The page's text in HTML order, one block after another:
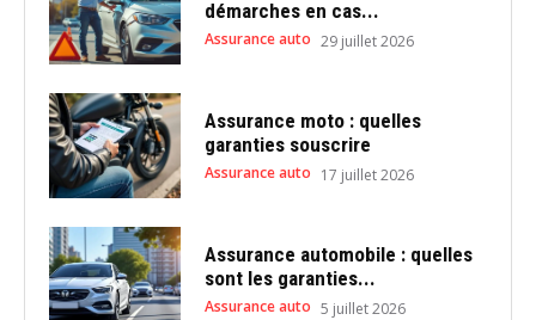
démarches en cas...
Assurance auto 29 juillet 2026
Assurance moto : quelles
garanties souscrire
Assurance auto 17 juillet 2026
Assurance automobile : quelles
sont les garanties...
Assurance auto 5 juillet 2026